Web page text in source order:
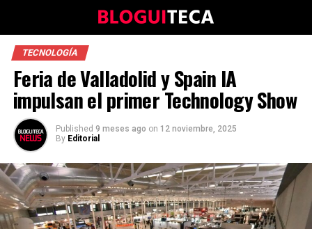
TECNOLOGÍA
Feria de Valladolid y Spain IA
impulsan el primer Technology Show
Published 9 meses ago on 12 noviembre, 2025
By Editorial